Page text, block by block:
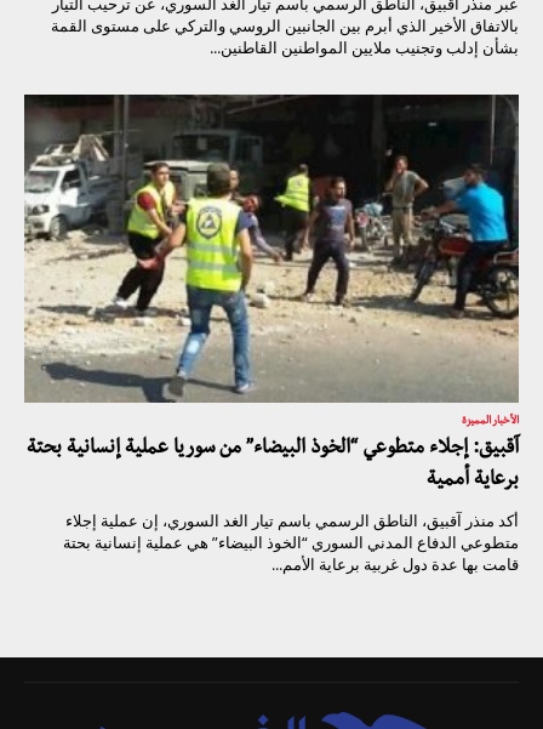
بالاتفاق الأخير الذي أبرم بين الجانبين الروسي والتركي على مستوى القمة
بشأن إدلب وتجنيب ملايين المواطنين القاطنين...
الأخبار المميزة
آقبيق: إجلاء متطوعي “الخوذ البيضاء” من سوريا عملية إنسانية بحتة
برعاية أممية
أكد منذر آقبيق، الناطق الرسمي باسم تيار الغد السوري، إن عملية إجلاء
متطوعي الدفاع المدني السوري “الخوذ البيضاء” هي عملية إنسانية بحتة
قامت بها عدة دول غربية برعاية الأمم...